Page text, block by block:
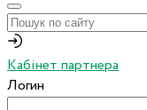
Кабінет партнера
Логин